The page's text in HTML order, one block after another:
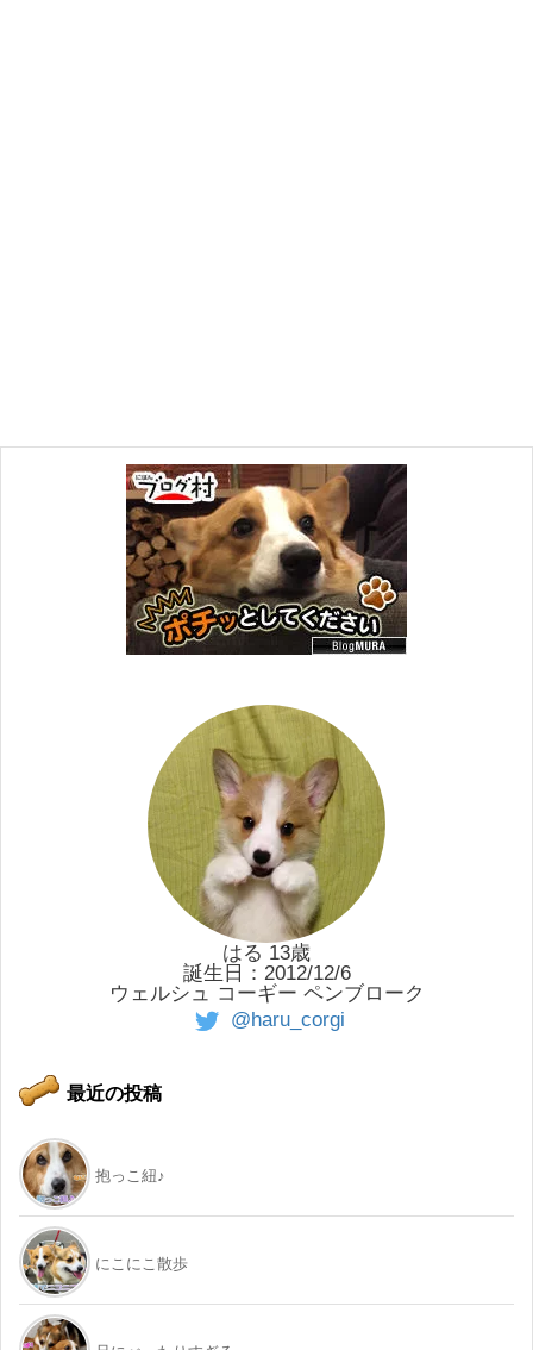
はる 13歳
誕生日：2012/12/6
ウェルシュ コーギー ペンブローク
@haru_corgi
最近の投稿
抱っこ紐♪
にこにこ散歩